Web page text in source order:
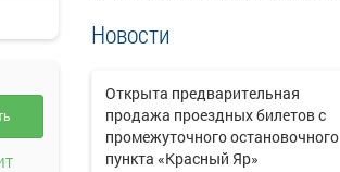
Новости
Открыта предварительная
продажа проездных билетов с
промежуточного остановочного
пункта «Красный Яр»